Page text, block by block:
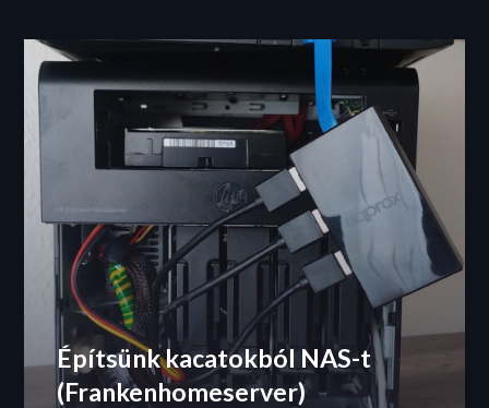
Építsünk kacatokból NAS-t
(Frankenhomeserver)